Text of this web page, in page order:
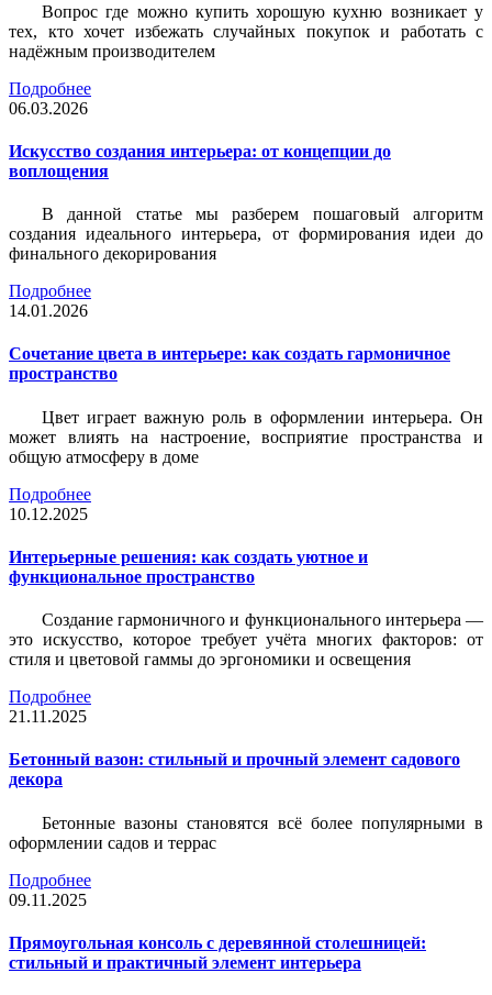
Вопрос где можно купить хорошую кухню возникает у
тех, кто хочет избежать случайных покупок и работать с
надёжным производителем
Подробнее
06.03.2026
Искусство создания интерьера: от концепции до
воплощения
В данной статье мы разберем пошаговый алгоритм
создания идеального интерьера, от формирования идеи до
финального декорирования
Подробнее
14.01.2026
Сочетание цвета в интерьере: как создать гармоничное
пространство
Цвет играет важную роль в оформлении интерьера. Он
может влиять на настроение, восприятие пространства и
общую атмосферу в доме
Подробнее
10.12.2025
Интерьерные решения: как создать уютное и
функциональное пространство
Создание гармоничного и функционального интерьера —
это искусство, которое требует учёта многих факторов: от
стиля и цветовой гаммы до эргономики и освещения
Подробнее
21.11.2025
Бетонный вазон: стильный и прочный элемент садового
декора
Бетонные вазоны становятся всё более популярными в
оформлении садов и террас
Подробнее
09.11.2025
Прямоугольная консоль с деревянной столешницей:
стильный и практичный элемент интерьера